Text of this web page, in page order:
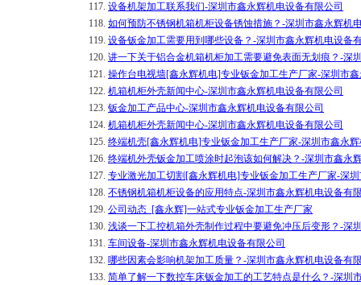
117. 设备机架加工联系我们-深圳市鑫永辉机电设备有限公司
118. 如何预防不锈钢机箱机柜设备锈蚀措施？-深圳市鑫永辉机
119. 设备钣金加工需要用到哪些设备？-深圳市鑫永辉机电设备
120. 讲一下关于铝合金机箱机柜加工需要避免表面无划痕？-深
121. 操作台电视墙[鑫永辉机电]专业钣金加工生产厂家-深圳市
122. 机箱机柜外壳新闻中心-深圳市鑫永辉机电设备有限公司
123. 钣金加工产品中心-深圳市鑫永辉机电设备有限公司
124. 机箱机柜外壳新闻中心-深圳市鑫永辉机电设备有限公司
125. 终端机壳[鑫永辉机电]专业钣金加工生产厂家-深圳市鑫永
126. 终端机外壳钣金加工喷涂时起泡该如何解决？-深圳市鑫永
127. 专业激光加工切割[鑫永辉机电]专业钣金加工生产厂家-深
128. 不锈钢机箱机柜设备的应用特点-深圳市鑫永辉机电设备有
129. 公司动态_[鑫永辉]一站式专业钣金加工生产厂家
130. 浅谈一下工控机箱外壳制作过程中要避免冲压后变形？-深
131. 车间设备-深圳市鑫永辉机电设备有限公司
132. 哪些因素会影响机架加工质量？-深圳市鑫永辉机电设备有
133. 简单了解一下数控车床钣金加工的工艺特点是什么？-深圳